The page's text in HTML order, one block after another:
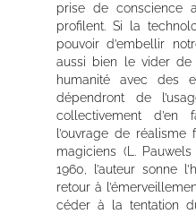
prise de conscience
profilent. Si la
pouvoir d’embellir
aussi bien le vider
humanité avec des
dépendront de
collectivement
l’ouvrage de réalisme
magiciens (L.
1960, l’auteur sonne
retour à
céder à la tentation